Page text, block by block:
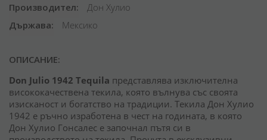
Производител
Дон Хулио
Държава
Мексико
ОПИСАНИЕ:
Don Julio 1942 Tequila представлява изключителна
висококачествена текила, която вълнува със своята
изисканост и богатство на традиции. Текила Дон Хулио
1942 е ръчно изработена в чест на годината, в която
Дон Хулио Гонсалес е започнал пътя си в